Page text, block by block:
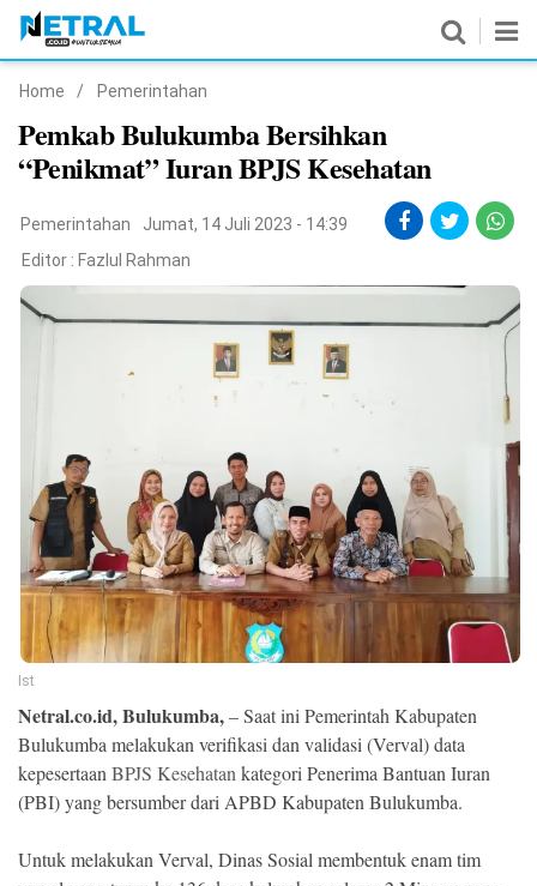
Nasional
Pemerintahan
Politik
Hukrim
Pendidikan
Olahraga
Ekonomi
Memori
Home / Pemerintahan
Pemkab Bulukumba Bersihkan
“Penikmat” Iuran BPJS Kesehatan
Pemerintahan
Jumat, 14 Juli 2023 - 14:39
Editor : Fazlul Rahman
Ist
Netral.co.id, Bulukumba,– Saat ini Pemerintah Kabupaten
Bulukumba melakukan verifikasi dan validasi (Verval) data
kepesertaanBPJS Kesehatankategori Penerima Bantuan Iuran
(PBI) yang bersumber dari APBD Kabupaten Bulukumba.
Untuk melakukan Verval, Dinas Sosial membentuk enam tim